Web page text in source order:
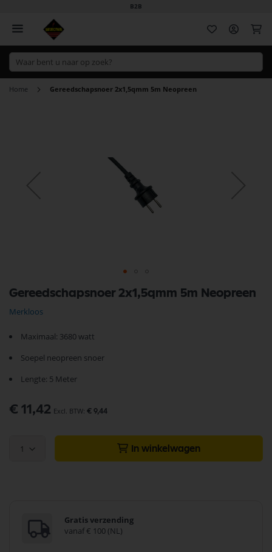
B2B
Home Gereedschapsnoer 2x1,5qmm 5m Neopreen
Gereedschapsnoer 2x1,5qmm 5m Neopreen
Merkloos
Maximaal: 3680 watt
Soepel neopreen snoer
Lengte: 5 Meter
€ 11,42 € 9,44
1 In winkelwagen
Gratis verzending
vanaf € 100 (NL)
naar
het
begin
de
gallerij